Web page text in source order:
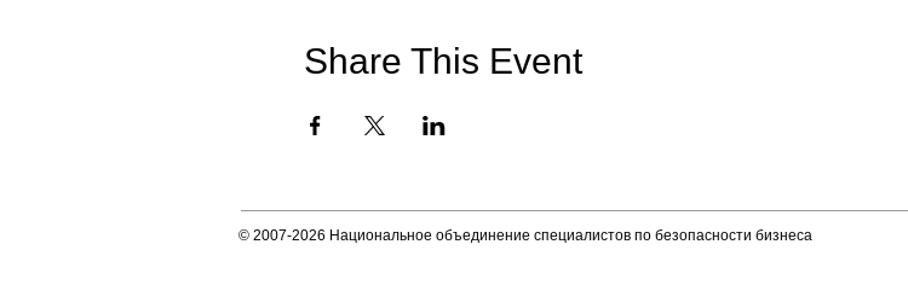
Share This Event
© 2007-2026 Национальное объединение специалистов по безопасности бизнеса